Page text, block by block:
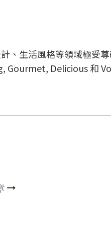
、生活風格等領域極受
Delicious 和